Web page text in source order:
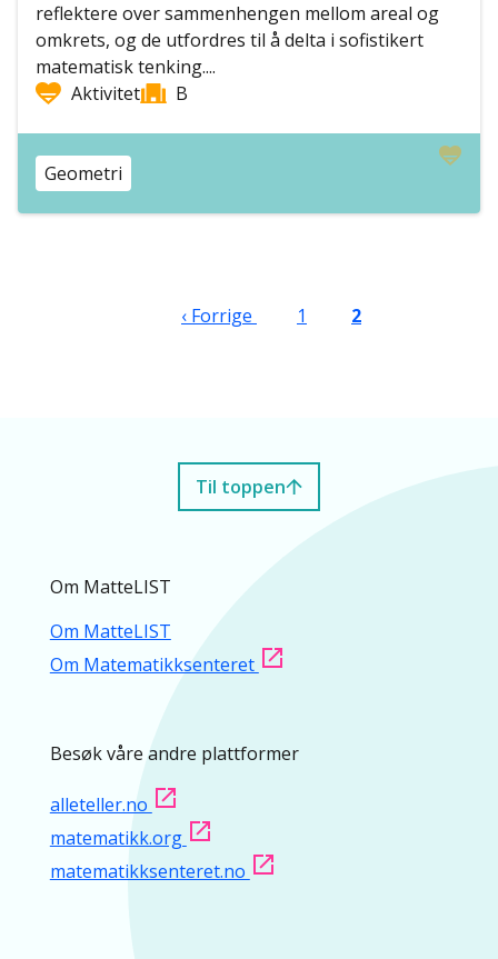
reflektere over sammenhengen mellom areal og
omkrets, og de utfordres til å delta i sofistikert
matematisk tenking....
Aktivitet
B
Geometri
SiderForrige side
‹ Forrige Side
1 Nåværende side
2
Til toppen
Om MatteLIST
Om MatteLIST
Om Matematikksenteret
Besøk våre andre plattformer
alleteller.no
matematikk.org
matematikksenteret.no